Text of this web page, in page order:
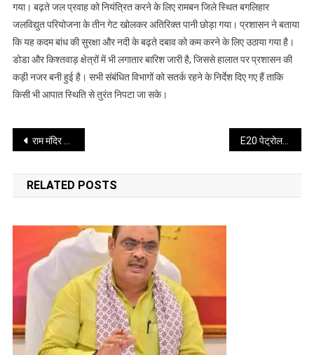
से
बढ़ा
चिनाब
का
जलस्तर,
गया। बढ़ते जल प्रवाह को नियंत्रित करने के लिए रामबन जिले स्थित बगलिहार
जलविद्युत परियोजना के तीन गेट खोलकर अतिरिक्त पानी छोड़ा गया। प्रशासन ने बताया
कि यह कदम बांध की सुरक्षा और नदी के बढ़ते दबाव को कम करने के लिए उठाया गया है।
डोडा और किश्तवाड़ क्षेत्रों में भी लगातार बारिश जारी है, जिससे हालात पर प्रशासन की
कड़ी नजर बनी हुई है। सभी संबंधित विभागों को सतर्क रहने के निर्देश दिए गए हैं ताकि
किसी भी आपात स्थिति से तुरंत निपटा जा सके।
Post
navigation
राम मंदिर ट्रस्ट में बड़ा बदलाव, महासचिव का इस्तीफा मंजूर E20 पेट्रोल पर उठे सवाल, सर्वे में सामने आई वाहन चालकों की चिंता
RELATED POSTS